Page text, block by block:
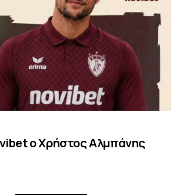
ο Χρήστος Αλμπάνης